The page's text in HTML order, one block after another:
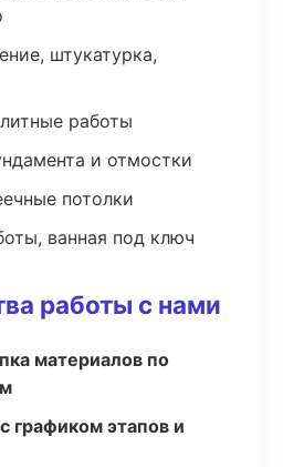
штукатурка,
работы
и отмостки
потолки
ванная под ключ
работы с нами
материалов по
графиком этапов и